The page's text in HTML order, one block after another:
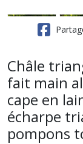
Châle
fait main
cape en
écharpe
pompons